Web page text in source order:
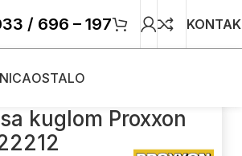
/ 696 – 197
OSTALO
kuglom Proxxon